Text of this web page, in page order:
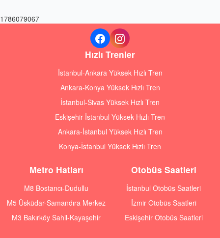
1786079067
Hızlı Trenler
İstanbul-Ankara Yüksek Hızlı Tren
Ankara-Konya Yüksek Hızlı Tren
İstanbul-Sivas Yüksek Hızlı Tren
Eskişehir-İstanbul Yüksek Hızlı Tren
Ankara-İstanbul Yüksek Hızlı Tren
Konya-İstanbul Yüksek Hızlı Tren
Metro Hatları
M8 Bostancı-Dudullu
M5 Üsküdar-Samandıra Merkez
M3 Bakırköy Sahil-Kayaşehir
Otobüs Saatleri
İstanbul Otobüs Saatleri
İzmir Otobüs Saatleri
Eskişehir Otobüs Saatleri